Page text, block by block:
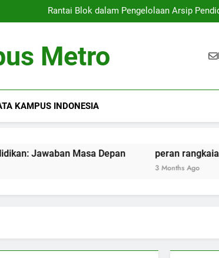
Rantai Blok dalam Pengelolaan Arsip
peran rangkaian blok dalam bidang
Rantai Blok dalam Pengelolaan Arsip
peran rangkaian blok dalam bidang
Metro
KAMPUS INDONESIA
Jawaban Masa Depan peran rangkaian
3 Months Ago